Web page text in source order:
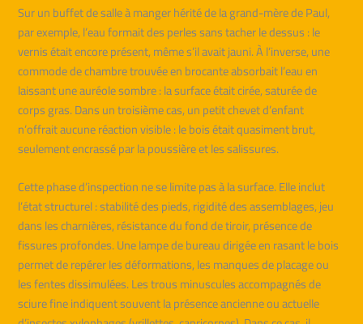
Sur un buffet de salle à manger hérité de la grand-mère de Paul,
par exemple, l’eau formait des perles sans tacher le dessus : le
vernis était encore présent, même s’il avait jauni. À l’inverse, une
commode de chambre trouvée en brocante absorbait l’eau en
laissant une auréole sombre : la surface était cirée, saturée de
corps gras. Dans un troisième cas, un petit chevet d’enfant
n’offrait aucune réaction visible : le bois était quasiment brut,
seulement encrassé par la poussière et les salissures.
Cette phase d’inspection ne se limite pas à la surface. Elle inclut
l’état structurel : stabilité des pieds, rigidité des assemblages, jeu
dans les charnières, résistance du fond de tiroir, présence de
fissures profondes. Une lampe de bureau dirigée en rasant le bois
permet de repérer les déformations, les manques de placage ou
les fentes dissimulées. Les trous minuscules accompagnés de
sciure fine indiquent souvent la présence ancienne ou actuelle